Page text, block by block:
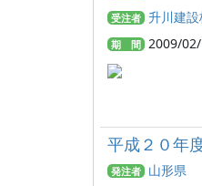
受注者 升川建
期 間 2009/
平成２０年
発注者 山形県